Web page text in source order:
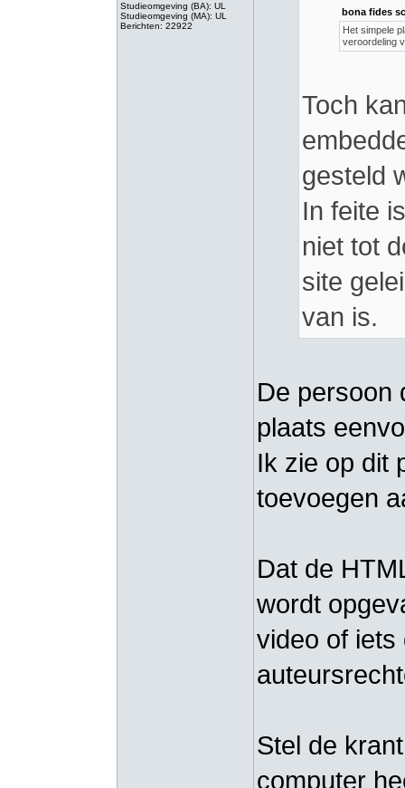
Studieomgeving (BA): UL
Studieomgeving (MA): UL
Berichten: 22922
bona fides
Het simpele
veroordeling
Toch
gesteld
In feite
niet tot
site
van is.
De persoon
plaats
Ik zie op dit
toevoegen
Dat de
wordt
video of iets
Stel de
computer